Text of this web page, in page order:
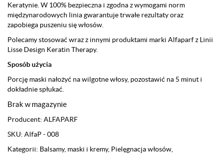
Keratynie. W 100% bezpieczna i zgodna z wymogami norm
międzynarodowych linia gwarantuje trwałe rezultaty oraz
zapobiega puszeniu się włosów.
Polecamy stosować wraz z innymi produktami marki Alfaparf z Linii
Lisse Design Keratin Therapy.
Sposób użycia
Porcję maski nałożyć na wilgotne włosy, pozostawić na 5 minut i
dokładnie spłukać.
Brak w magazynie
Producent: ALFAPARF
SKU: AlfaP - 008
Kategorii: Balsamy, maski i kremy, Pielęgnacja włosów